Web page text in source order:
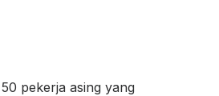
pekerja asing yang